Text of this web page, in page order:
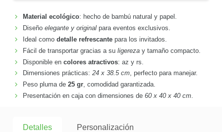
Material ecológico: hecho de bambú natural y papel.
Diseño elegante y originalpara eventos exclusivos.
Ideal como detalle refrescantepara los invitados.
Fácil de transportar gracias a su ligerezay tamaño compacto.
Disponible en colores atractivos: az y rs.
Dimensiones prácticas: 24 x 38.5 cm, perfecto para manejar.
Peso pluma de 25 gr, comodidad garantizada.
Presentación en caja con dimensiones de 60 x 40 x 40 cm.
Detalles Personalización